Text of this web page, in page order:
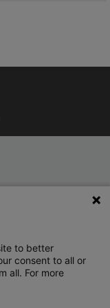
to better
consent to all or
all. For more